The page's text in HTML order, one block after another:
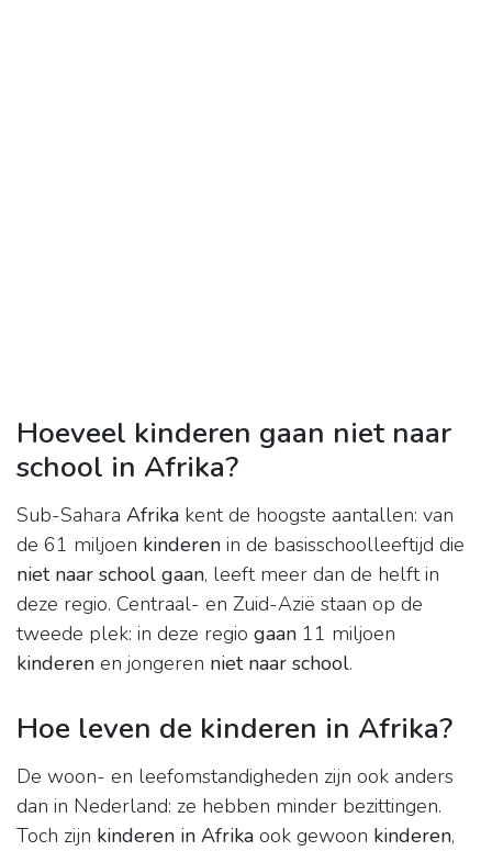
Hoeveel kinderen gaan niet naar
school in Afrika?
Sub-Sahara Afrika kent de hoogste aantallen: van
de 61 miljoen kinderen in de basisschoolleeftijd die
niet naar school gaan, leeft meer dan de helft in
deze regio. Centraal- en Zuid-Azië staan op de
tweede plek: in deze regio gaan 11 miljoen
kinderen en jongeren niet naar school.
Hoe leven de kinderen in Afrika?
De woon- en leefomstandigheden zijn ook anders
dan in Nederland: ze hebben minder bezittingen.
Toch zijn kinderen in Afrika ook gewoon kinderen,